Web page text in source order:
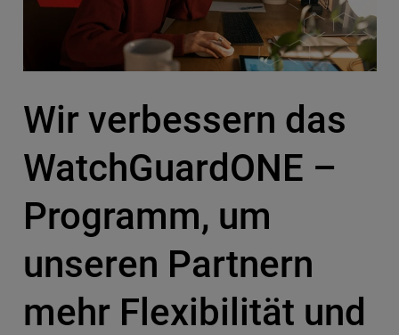
Wir verbessern das
WatchGuardONE –
Programm, um
unseren Partnern
mehr Flexibilität und